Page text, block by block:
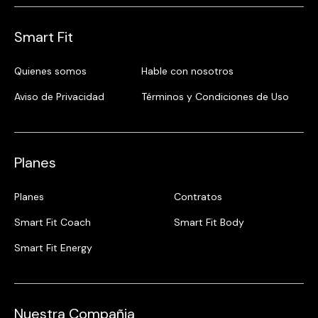
Smart Fit
Quienes somos
Hable con nosotros
Aviso de Privacidad
Términos y Condiciones de Uso
Planes
Planes
Contratos
Smart Fit Coach
Smart Fit Body
Smart Fit Energy
Nuestra Compañia